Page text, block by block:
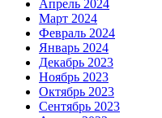
Апрель 2024
Март 2024
Февраль 2024
Январь 2024
Декабрь 2023
Ноябрь 2023
Октябрь 2023
Сентябрь 2023